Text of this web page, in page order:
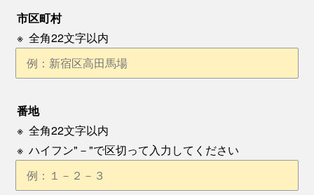
市区町村
※ 全角22文字以内
番地
※ 全角22文字以内
※ ハイフン"－"で区切って入力してください